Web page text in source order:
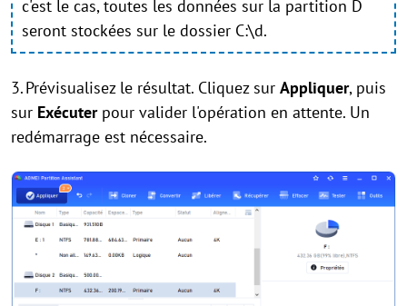
c'est le cas, toutes les données sur la partition D
seront stockées sur le dossier C:\d.
3.Prévisualisez le résultat. Cliquez sur Appliquer, puis
sur Exécuterpour valider l'opération en attente. Un
redémarrage est nécessaire.